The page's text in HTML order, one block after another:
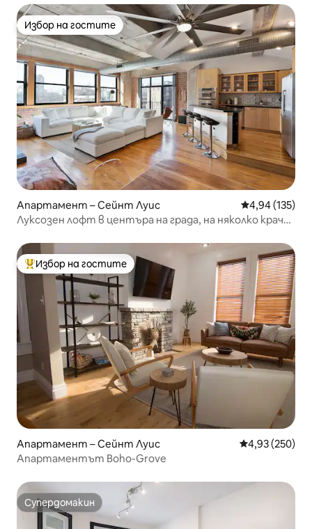
Избор на гостите
Избор на гостите
Апартамент – Сейнт Луис Средна
4,94 (135)
Луксозен лофт в центъра на града, на няколко крачки
Най-популярен избор на гостите
Избор на гостите
Апартамент – Сейнт Луис Средна
4,93 (250)
Апартаментът Boho-Grove
Супердомакин
Супердомакин